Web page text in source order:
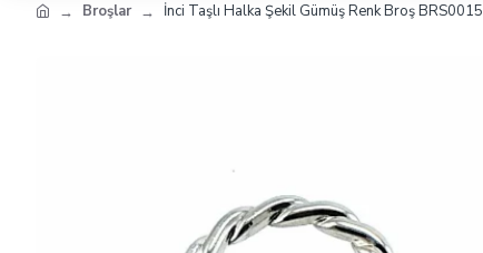
Broşlar İnci Taşlı Halka Şekil Gümüş Renk Broş BRS0015